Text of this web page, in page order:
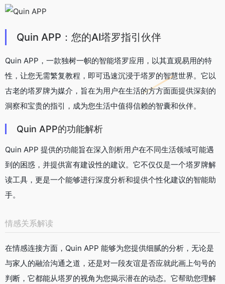
Quin APP：您的AI塔罗指引伙伴
Quin APP，一款独树一帜的智能塔罗应用，以其直观易用的特
性，让您无需繁复教程，即可迅速沉浸于塔罗的智慧世界。它以
古老的塔罗牌为媒介，旨在为用户在生活的方方面面提供深刻的
洞察和宝贵的指引，成为您生活中值得信赖的智囊和伙伴。
Quin APP的功能解析
Quin APP 提供的功能旨在深入剖析用户在不同生活领域可能遇
到的困惑，并提供富有建设性的建议。它不仅仅是一个塔罗牌解
读工具，更是一个能够进行深度分析和提供个性化建议的智能助
手。
情感关系解读
在情感连接方面，Quin APP 能够为您提供细腻的分析，无论是
与家人的融洽沟通之道，还是对一段友谊是否应就此画上句号的
判断，它都能从塔罗的视角为您揭示潜在的动态。它帮助您理解